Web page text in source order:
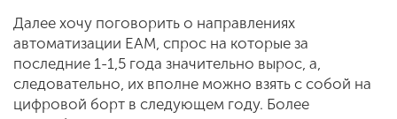
Далее хочу поговорить о направлениях
автоматизации EAM, спрос на которые за
последние 1-1,5 года значительно вырос, а,
следовательно, их вполне можно взять с собой на
цифровой борт в следующем году. Более